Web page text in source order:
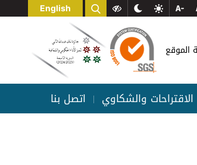
English
الموقع
الاقتراحات والشكاوي | اتصل بنا